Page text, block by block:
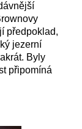
předpoklad,
jezerní
Byly
připomíná